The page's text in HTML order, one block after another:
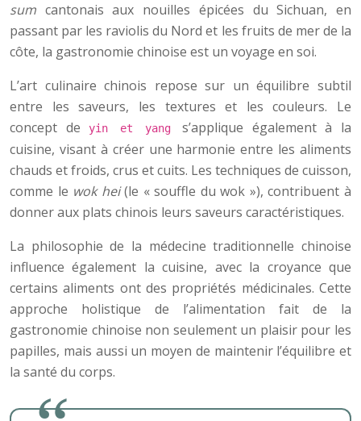
sum cantonais aux nouilles épicées du Sichuan, en
passant par les raviolis du Nord et les fruits de mer de la
côte, la gastronomie chinoise est un voyage en soi.
L’art culinaire chinois repose sur un équilibre subtil
entre les saveurs, les textures et les couleurs. Le
concept de
yin et yangs’applique également à la
cuisine, visant à créer une harmonie entre les aliments
chauds et froids, crus et cuits. Les techniques de cuisson,
comme le wok hei(le « souffle du wok »), contribuent à
donner aux plats chinois leurs saveurs caractéristiques.
La philosophie de la médecine traditionnelle chinoise
influence également la cuisine, avec la croyance que
certains aliments ont des propriétés médicinales. Cette
approche holistique de l’alimentation fait de la
gastronomie chinoise non seulement un plaisir pour les
papilles, mais aussi un moyen de maintenir l’équilibre et
la santé du corps.